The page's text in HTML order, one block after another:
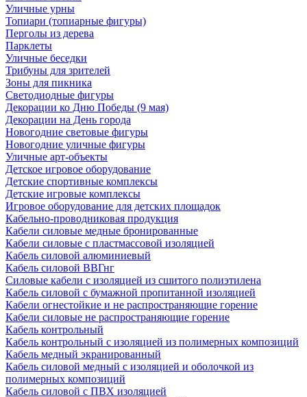
Уличные урны
Топиари (топиарные фигуры)
Перголы из дерева
Парклеты
Уличные беседки
Трибуны для зрителей
Зоны для пикника
Светодиодные фигуры
Декорации ко Дню Победы (9 мая)
Декорации на День города
Новогодние световые фигуры
Новогодние уличные фигуры
Уличные арт-объекты
Детское игровое оборудование
Детские спортивные комплексы
Детские игровые комплексы
Игровое оборудование для детских площадок
Кабельно-проводниковая продукция
Кабели силовые медные бронированные
Кабели силовые с пластмассовой изоляцией
Кабель силовой алюминиевый
Кабель силовой ВВГнг
Силовые кабели с изоляцией из сшитого полиэтилена
Кабель силовой с бумажной пропитанной изоляцией
Кабели огнестойкие и не распространяющие горение
Кабели силовые не распространяющие горение
Кабель контрольный
Кабель контрольный с изоляцией из полимерных композиций
Кабель медный экранированный
Кабель силовой медный с изоляцией и оболочкой из
полимерных композиций
Кабель силовой с ПВХ изоляцией